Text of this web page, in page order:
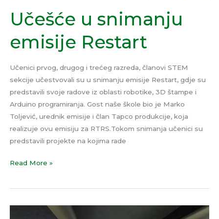
Učešće u snimanju
emisije Restart
Učenici prvog, drugog i trećeg razreda, članovi STEM
sekcije učestvovali su u snimanju emisije Restart, gdje su
predstavili svoje radove iz oblasti robotike, 3D štampe i
Arduino programiranja. Gost naše škole bio je Marko
Toljević, urednik emisije i član Tapco produkcije, koja
realizuje ovu emisiju za RTRS.Tokom snimanja učenici su
predstavili projekte na kojima rade
Read More »